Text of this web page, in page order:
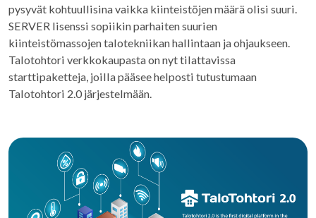
pysyvät kohtuullisina vaikka kiinteistöjen määrä olisi suuri.
SERVER lisenssi sopiikin parhaiten suurien
kiinteistömassojen talotekniikan hallintaan ja ohjaukseen.
Talotohtori verkkokaupasta on nyt tilattavissa
starttipaketteja, joilla pääsee helposti tutustumaan
Talotohtori 2.0 järjestelmään.